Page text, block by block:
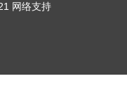
网络支持